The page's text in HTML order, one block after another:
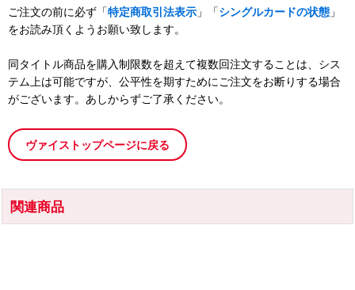
ご注文の前に必ず「特定商取引法表示 」「シングルカードの状態 」
をお読み頂くようお願い致します。
同タイトル商品を購入制限数を超えて複数回注文することは、シス
テム上は可能ですが、公平性を期すためにご注文をお断りする場合
がございます。あしからずご了承ください。
ヴァイストップページに戻る
関連商品